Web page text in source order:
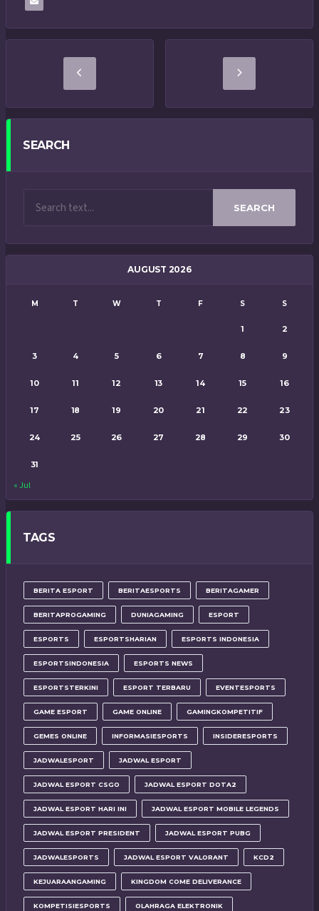
SEARCH
SEARCH
AUGUST 2026
M T W T F S S
1 2
3 4 5 6 7 8 9
10 11 12 13 14 15 16
17 18 19 20 21 22 23
24 25 26 27 28 29 30
31
« Jul
TAGS
BERITA ESPORT BERITAESPORTS BERITAGAMER
BERITAPROGAMING DUNIAGAMING ESPORT
ESPORTS ESPORTSHARIAN ESPORTS INDONESIA
ESPORTSINDONESIA ESPORTS NEWS
ESPORTSTERKINI ESPORT TERBARU EVENTESPORTS
GAME ESPORT GAME ONLINE GAMINGKOMPETITIF
GEMES ONLINE INFORMASIESPORTS INSIDERESPORTS
JADWALESPORT JADWAL ESPORT
JADWAL ESPORT CSGO JADWAL ESPORT DOTA2
JADWAL ESPORT HARI INI JADWAL ESPORT MOBILE LEGENDS
JADWAL ESPORT PRESIDENT JADWAL ESPORT PUBG
JADWALESPORTS JADWAL ESPORT VALORANT KCD2
KEJUARAANGAMING KINGDOM COME DELIVERANCE
KOMPETISIESPORTS OLAHRAGA ELEKTRONIK